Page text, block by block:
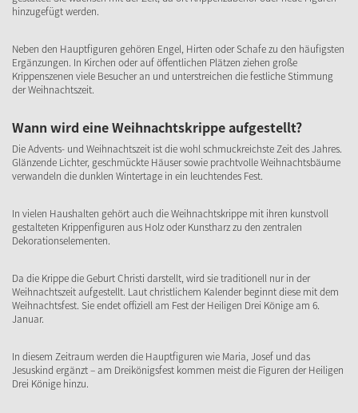
hinzugefügt werden.
Neben den Hauptfiguren gehören Engel, Hirten oder Schafe zu den häufigsten
Ergänzungen. In Kirchen oder auf öffentlichen Plätzen ziehen große
Krippenszenen viele Besucher an und unterstreichen die festliche Stimmung
der Weihnachtszeit.
Wann wird eine Weihnachtskrippe aufgestellt?
Die Advents- und Weihnachtszeit ist die wohl schmuckreichste Zeit des Jahres.
Glänzende Lichter, geschmückte Häuser sowie prachtvolle Weihnachtsbäume
verwandeln die dunklen Wintertage in ein leuchtendes Fest.
In vielen Haushalten gehört auch die Weihnachtskrippe mit ihren kunstvoll
gestalteten Krippenfiguren aus Holz oder Kunstharz zu den zentralen
Dekorationselementen.
Da die Krippe die Geburt Christi darstellt, wird sie traditionell nur in der
Weihnachtszeit aufgestellt. Laut christlichem Kalender beginnt diese mit dem
Weihnachtsfest. Sie endet offiziell am Fest der Heiligen Drei Könige am 6.
Januar.
In diesem Zeitraum werden die Hauptfiguren wie Maria, Josef und das
Jesuskind ergänzt – am Dreikönigsfest kommen meist die Figuren der Heiligen
Drei Könige hinzu.